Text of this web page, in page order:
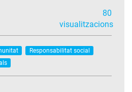
80
visualitzacions
Responsabilitat social